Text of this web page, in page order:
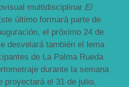
multidisciplinar El
último formará parte de
el próximo 24 de
desvelará también el lema
de La Palma Rueda
durante la semana
proyectará el 31 de julio,